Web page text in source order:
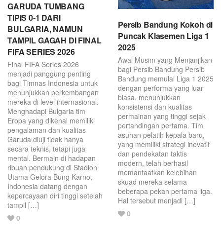
GARUDA TUMBANG
TIPIS 0-1 DARI
BULGARIA, NAMUN
TAMPIL GAGAH DI FINAL
FIFA SERIES 2026
Final FIFA Series 2026
menjadi panggung penting
bagi Timnas Indonesia untuk
menunjukkan perkembangan
mereka di level internasional.
Menghadapi Bulgaria tim
Eropa yang dikenal memiliki
pengalaman dan kualitas
Garuda diuji tidak hanya
secara teknis, tetapi juga
mental. Bermain di hadapan
ribuan pendukung di Stadion
Utama Gelora Bung Karno,
Indonesia datang dengan
kepercayaan diri tinggi setelah
tampil […]
Love
0
Persib Bandung Kokoh di
Puncak Klasemen Liga 1
2025
Awal Musim yang Menjanjikan
bagi Persib Bandung Persib
Bandung memulai Liga 1 2025
dengan performa yang luar
biasa, menunjukkan
konsistensi dan kualitas
permainan yang tinggi sejak
pertandingan pertama. Tim
asuhan pelatih kepala baru,
yang memiliki strategi inovatif
dan pendekatan taktis
modern, telah berhasil
memanfaatkan kelebihan
skuad mereka selama
beberapa pekan pertama liga.
Hal tersebut menjadi […]
Love
0